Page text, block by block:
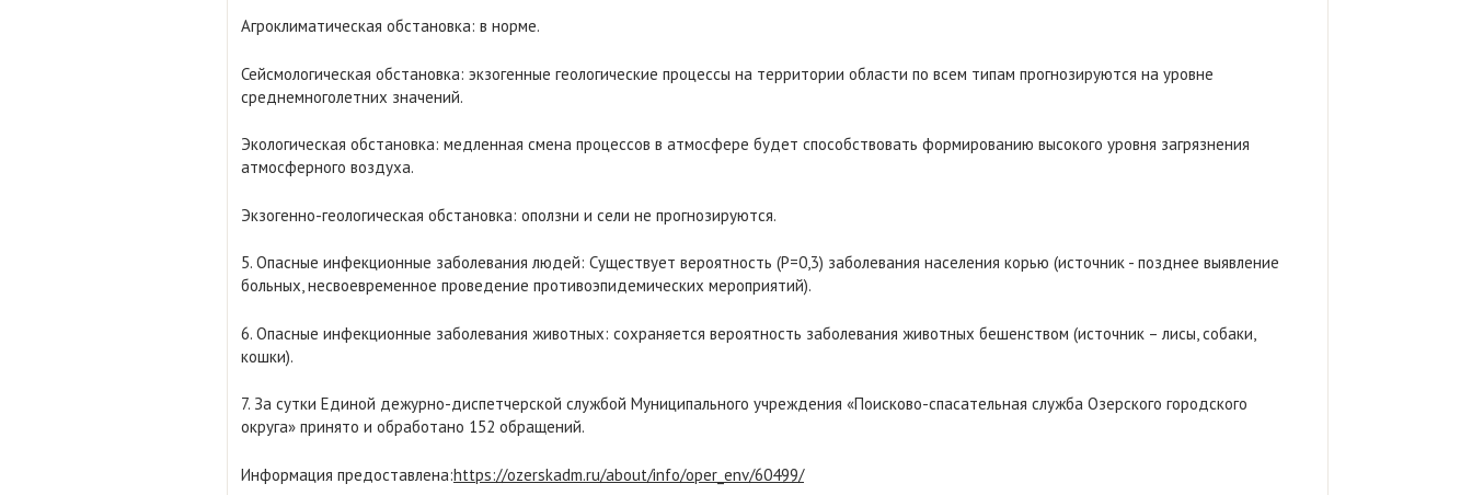
Агроклиматическая обстановка: в норме.
Сейсмологическая обстановка: экзогенные геологические процессы на территории области по всем типам прогнозируются на уровне
среднемноголетних значений.
Экологическая обстановка: медленная смена процессов в атмосфере будет способствовать формированию высокого уровня загрязнения
атмосферного воздуха.
Экзогенно-геологическая обстановка: оползни и сели не прогнозируются.
5. Опасные инфекционные заболевания людей: Существует вероятность (Р=0,3) заболевания населения корью (источник - позднее выявление
больных, несвоевременное проведение противоэпидемических мероприятий).
6. Опасные инфекционные заболевания животных: сохраняется вероятность заболевания животных бешенством (источник – лисы, собаки,
кошки).
7. За сутки Единой дежурно-диспетчерской службой Муниципального учреждения «Поисково-спасательная служба Озерского городского
округа» принято и обработано 152 обращений.
Информация предоставлена:https://ozerskadm.ru/about/info/oper_env/60499/